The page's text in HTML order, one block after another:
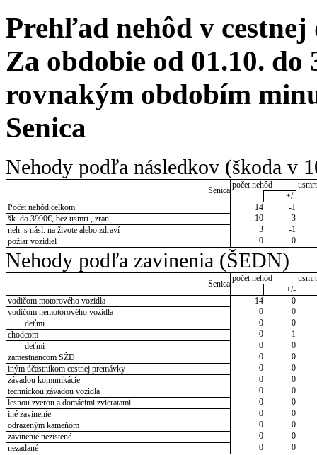
Prehľad nehôd v cestnej
Za obdobie od 01.10. do
rovnakým obdobím
Senica
Nehody podľa následkov (škoda v
Senica
počet nehôd
+/-
Počet nehôd celkom
14
-1
šk. do 3990€, bez usmrt., zran.
10
3
neh. s násl. na živote alebo zdraví
3
-1
požiar vozidiel
0 0
Nehody podľa zavinenia (ŠEDN)
Senica
počet nehôd
+/-
vodičom motorového vozidla
14
0
vodičom nemotorového vozidla
0
0
deťmi
0
0
chodcom
0
-1
deťmi
0
0
zamestnancom SŽD
0
0
iným účastníkom cestnej premávky
0
0
závadou komunikácie
0
0
technickou závadou vozidla
0
0
lesnou zverou a domácimi zvieratami
0
0
iné zavinenie
0
0
odrazeným kameňom
0
0
zavinenie nezistené
0
0
nezadané
0 0